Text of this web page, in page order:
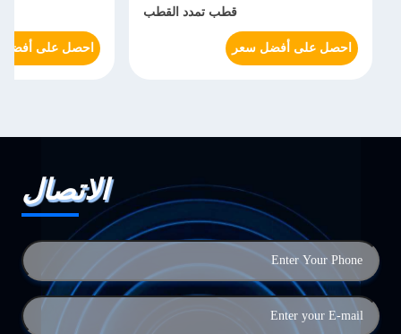
قطب تمدد القطب
احصل على أفضل سعر احصل على
الاتصال